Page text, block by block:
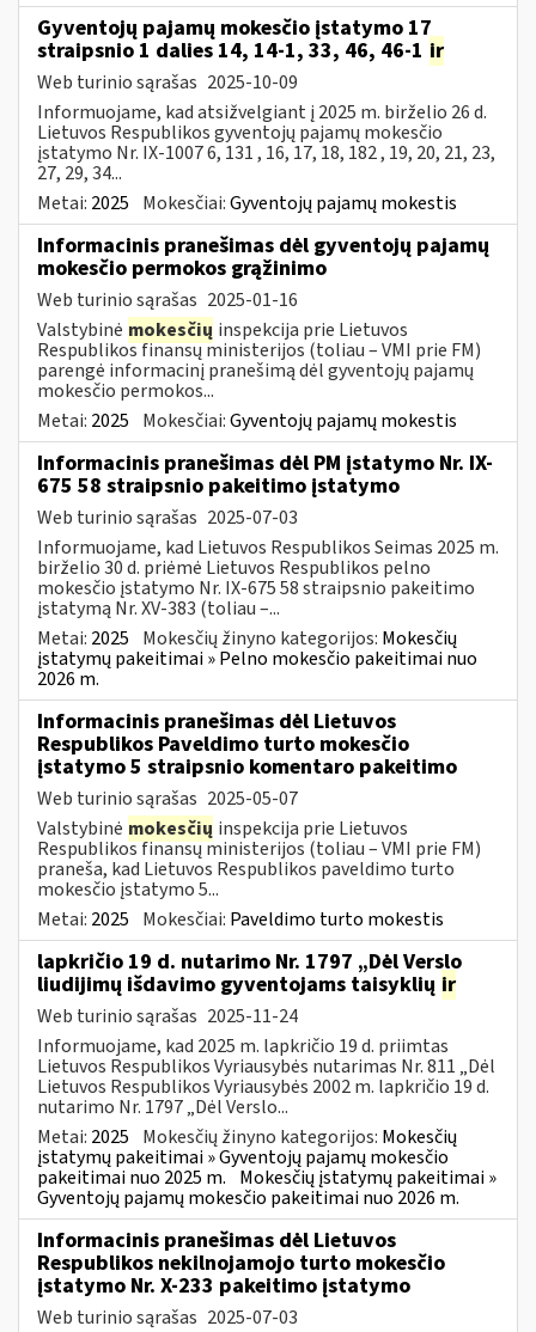
Gyventojų pajamų mokesčio įstatymo 17
straipsnio 1 dalies 14, 14-1, 33, 46, 46-1 ir
Web turinio sąrašas 2025-10-09
Informuojame, kad atsižvelgiant į 2025 m. birželio 26 d.
Lietuvos Respublikos gyventojų pajamų mokesčio
įstatymo Nr. IX-1007 6, 131 , 16, 17, 18, 182 , 19, 20, 21, 23,
27, 29, 34...
Metai: 2025 Mokesčiai:Gyventojų pajamų mokestis
Informacinis pranešimas dėl gyventojų pajamų
mokesčio permokos grąžinimo
Web turinio sąrašas 2025-01-16
Valstybinė mokesčių inspekcija prie Lietuvos
Respublikos finansų ministerijos (toliau – VMI prie FM)
parengė informacinį pranešimą dėl gyventojų pajamų
mokesčio permokos...
Metai: 2025 Mokesčiai:Gyventojų pajamų mokestis
Informacinis pranešimas dėl PM įstatymo Nr. IX-
675 58 straipsnio pakeitimo įstatymo
Web turinio sąrašas 2025-07-03
Informuojame, kad Lietuvos Respublikos Seimas 2025 m.
birželio 30 d. priėmė Lietuvos Respublikos pelno
mokesčio įstatymo Nr. IX-675 58 straipsnio pakeitimo
įstatymą Nr. XV-383 (toliau –...
Metai: 2025 Mokesčių žinyno kategorijos: Mokesčių
įstatymų pakeitimai » Pelno mokesčio pakeitimai nuo
2026 m.
Informacinis pranešimas dėl Lietuvos
Respublikos Paveldimo turto mokesčio
įstatymo 5 straipsnio komentaro pakeitimo
Web turinio sąrašas 2025-05-07
Valstybinė mokesčių inspekcija prie Lietuvos
Respublikos finansų ministerijos (toliau – VMI prie FM)
praneša, kad Lietuvos Respublikos paveldimo turto
mokesčio įstatymo 5...
Metai: 2025 Mokesčiai: Paveldimo turto mokestis
lapkričio 19 d. nutarimo Nr. 1797 „Dėl Verslo
liudijimų išdavimo gyventojams taisyklių ir
Web turinio sąrašas 2025-11-24
Informuojame, kad 2025 m. lapkričio 19 d. priimtas
Lietuvos Respublikos Vyriausybės nutarimas Nr. 811 „Dėl
Lietuvos Respublikos Vyriausybės 2002 m. lapkričio 19 d.
nutarimo Nr. 1797 „Dėl Verslo...
Metai: 2025 Mokesčių žinyno kategorijos: Mokesčių
įstatymų pakeitimai » Gyventojų pajamų mokesčio
pakeitimai nuo 2025 m. Mokesčių įstatymų pakeitimai »
Gyventojų pajamų mokesčio pakeitimai nuo 2026 m.
Informacinis pranešimas dėl Lietuvos
Respublikos nekilnojamojo turto mokesčio
įstatymo Nr. X-233 pakeitimo įstatymo
Web turinio sąrašas 2025-07-03